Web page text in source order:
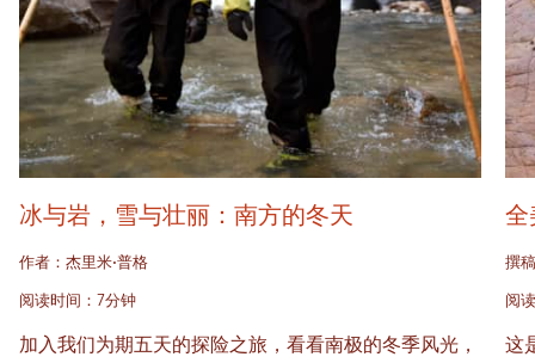
冰与岩，雪与壮丽：南方的冬天
作者：杰里米·普格
阅读时间：7分钟
加入我们为期五天的探险之旅，看看南极的冬季风光，
全
撰
阅
这